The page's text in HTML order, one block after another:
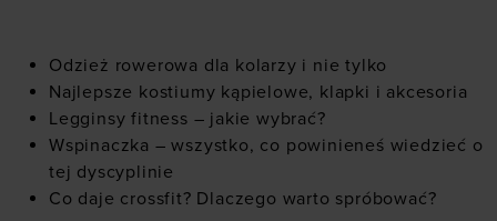
Odzież rowerowa dla kolarzy i nie tylko
Najlepsze kostiumy kąpielowe, klapki i akcesoria
Legginsy fitness – jakie wybrać?
Wspinaczka – wszystko, co powinieneś wiedzieć o
tej dyscyplinie
Co daje crossfit? Dlaczego warto spróbować?